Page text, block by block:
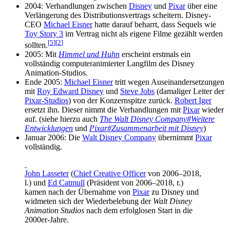
2004: Verhandlungen zwischen Disney und Pixarüber eine
Verlängerung des Distributionsvertrags scheitern. Disney-
CEO Michael Eisnerhatte darauf beharrt, dass Sequels wie
Toy Story 3 im Vertrag nicht als eigene Filme gezählt werden
sollten.[5][2]
2005: Mit Himmel und Huhn erscheint erstmals ein
vollständig computeranimierter Langfilm des Disney
Animation-Studios.
Ende 2005: Michael Eisnertritt wegen Auseinandersetzungen
mit Roy Edward Disney und Steve Jobs (damaliger Leiter der
Pixar-Studios) von der Konzernspitze zurück. Robert Iger
ersetzt ihn. Dieser nimmt die Verhandlungen mit Pixarwieder
auf. (siehe hierzu auch The Walt Disney Company#Weitere
Entwicklungen und Pixar#Zusammenarbeit mit Disney)
Januar 2006: Die Walt Disney Company übernimmt Pixar
vollständig.
John Lasseter(Chief Creative Officervon 2006–2018,
l.) und Ed Catmull (Präsident von 2006–2018, r.)
kamen nach der Übernahme von Pixarzu Disney und
widmeten sich der Wiederbelebung der Walt Disney
Animation Studios nach dem erfolglosen Start in die
2000er-Jahre.